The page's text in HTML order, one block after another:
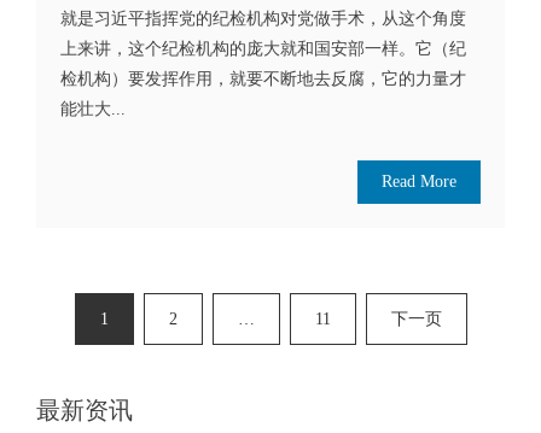
就是习近平指挥党的纪检机构对党做手术，从这个角度
上来讲，这个纪检机构的庞大就和国安部一样。它（纪
检机构）要发挥作用，就要不断地去反腐，它的力量才
能壮大...
Read More
分
1 2 … 11 下一页
最新资讯